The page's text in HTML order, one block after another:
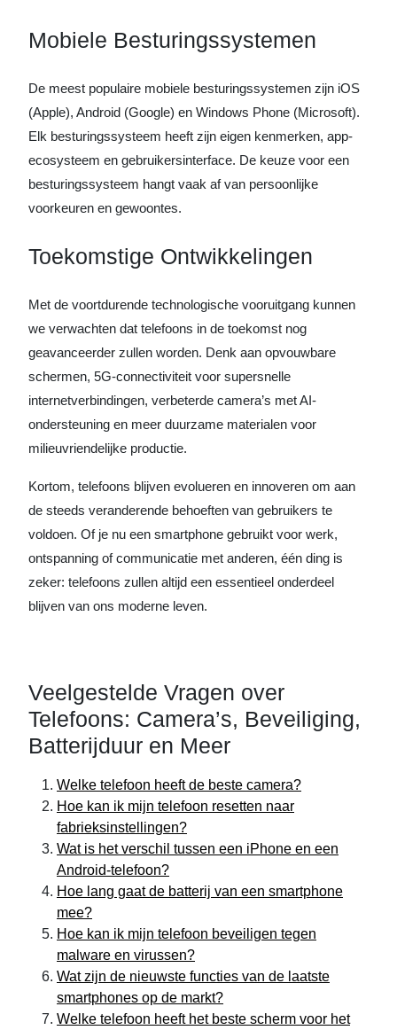
Mobiele Besturingssystemen
De meest populaire mobiele besturingssystemen zijn iOS
(Apple), Android (Google) en Windows Phone (Microsoft).
Elk besturingssysteem heeft zijn eigen kenmerken, app-
ecosysteem en gebruikersinterface. De keuze voor een
besturingssysteem hangt vaak af van persoonlijke
voorkeuren en gewoontes.
Toekomstige Ontwikkelingen
Met de voortdurende technologische vooruitgang kunnen
we verwachten dat telefoons in de toekomst nog
geavanceerder zullen worden. Denk aan opvouwbare
schermen, 5G-connectiviteit voor supersnelle
internetverbindingen, verbeterde camera’s met AI-
ondersteuning en meer duurzame materialen voor
milieuvriendelijke productie.
Kortom, telefoons blijven evolueren en innoveren om aan
de steeds veranderende behoeften van gebruikers te
voldoen. Of je nu een smartphone gebruikt voor werk,
ontspanning of communicatie met anderen, één ding is
zeker: telefoons zullen altijd een essentieel onderdeel
blijven van ons moderne leven.
Veelgestelde Vragen over
Telefoons: Camera’s, Beveiliging,
Batterijduur en Meer
Welke telefoon heeft de beste camera?
Hoe kan ik mijn telefoon resetten naar
fabrieksinstellingen?
Wat is het verschil tussen een iPhone en een
Android-telefoon?
Hoe lang gaat de batterij van een smartphone
mee?
Hoe kan ik mijn telefoon beveiligen tegen
malware en virussen?
Wat zijn de nieuwste functies van de laatste
smartphones op de markt?
Welke telefoon heeft het beste scherm voor het